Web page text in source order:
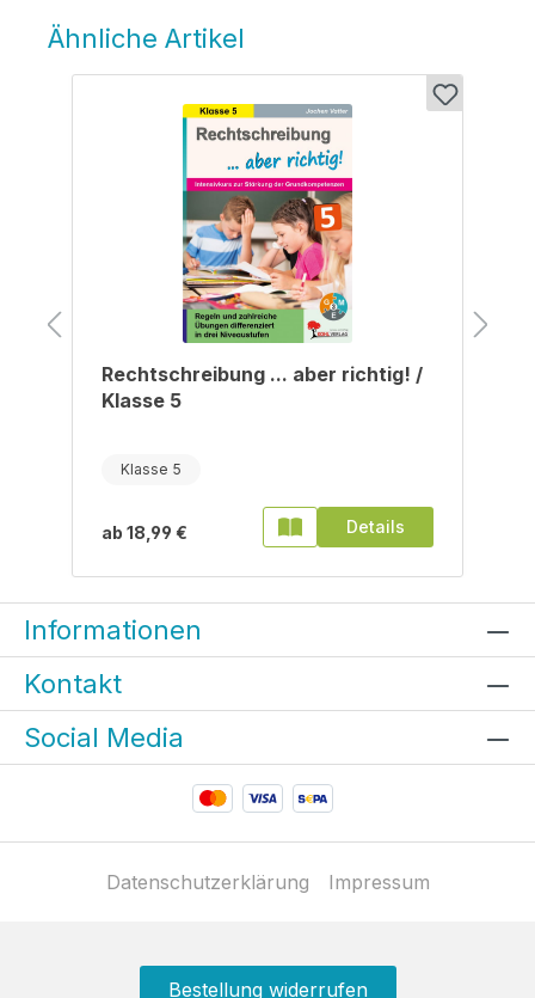
Ähnliche Artikel
Rechtschreibung ... aber richtig! /
Klasse 5
Klasse 5
ab 18,99 € Details
Informationen
Kontakt
Social Media
Datenschutzerklärung Impressum
Bestellung widerrufen